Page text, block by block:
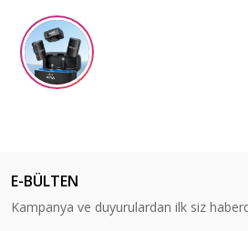
E-BÜLTEN
Kampanya ve duyurulardan ilk siz